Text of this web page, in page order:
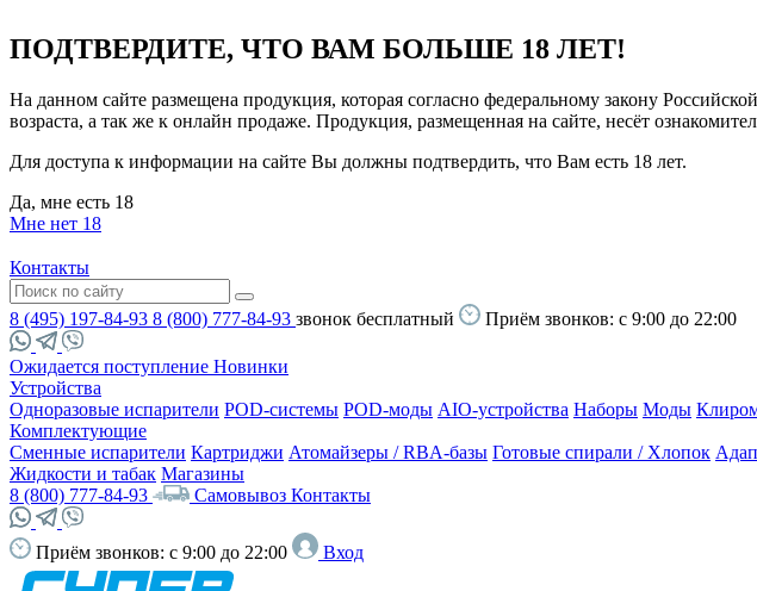
ПОДТВЕРДИТЕ, ЧТО ВАМ БОЛЬШЕ 18 ЛЕТ!
На данном сайте размещена продукция, которая согласно федеральному закону
возраста, а так же к онлайн продаже. Продукция, размещенная на сайте, несёт
Для доступа к информации на сайте Вы должны подтвердить, что Вам есть 18 лет.
Да, мне есть 18
Мне нет 18
Контакты
8 (495) 197-84-93 8 (800) 777-84-93 звонок бесплатный Приём звонков: с 9:00 до 22:00
Ожидается поступление Новинки
Устройства
Одноразовые испарители POD-системы POD-моды AIO-устройства Наборы Моды
Комплектующие
Сменные испарители Картриджи Атомайзеры / RBA-базы Готовые спирали / Хлопок
Жидкости и табак Магазины
8 (800) 777-84-93
Самовывоз Контакты
Приём звонков: с 9:00 до 22:00 Вход